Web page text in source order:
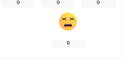
0
0
0
0